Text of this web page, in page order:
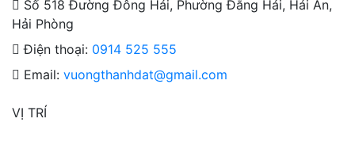
Số 518 Đường Đông Hải, Phường Đằng Hải, Hải An,
Hải Phòng
Điện thoại: 0914 525 555
Email: vuongthanhdat@gmail.com
VỊ TRÍ